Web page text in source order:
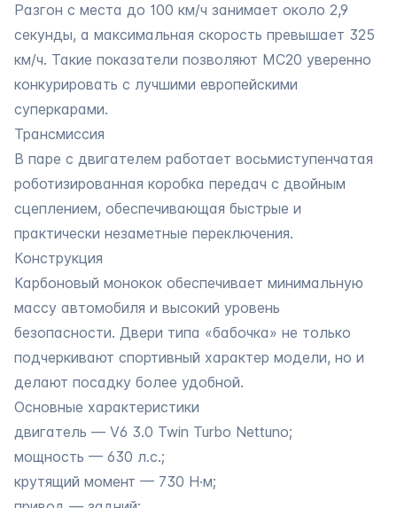
Разгон с места до 100 км/ч занимает около 2,9
секунды, а максимальная скорость превышает 325
км/ч. Такие показатели позволяют MC20 уверенно
конкурировать с лучшими европейскими
суперкарами.
Трансмиссия
В паре с двигателем работает восьмиступенчатая
роботизированная коробка передач с двойным
сцеплением, обеспечивающая быстрые и
практически незаметные переключения.
Конструкция
Карбоновый монокок обеспечивает минимальную
массу автомобиля и высокий уровень
безопасности. Двери типа «бабочка» не только
подчеркивают спортивный характер модели, но и
делают посадку более удобной.
Основные характеристики
двигатель — V6 3.0 Twin Turbo Nettuno;
мощность — 630 л.с.;
крутящий момент — 730 Н·м;